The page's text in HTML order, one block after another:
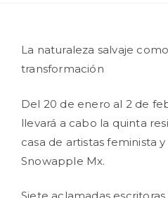
La naturaleza salvaje
transformación
Del 20 de enero al 2 de
llevará a cabo la quinta
casa de artistas feminista
Snowapple Mx.